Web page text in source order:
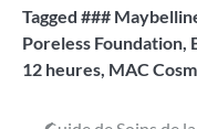
Tagged ###
Poreless Foundation,
12 heures, MAC